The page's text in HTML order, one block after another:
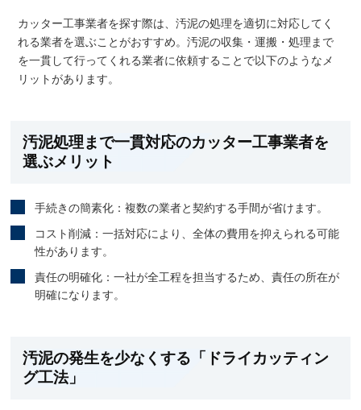
カッター工事業者を探す際は、汚泥の処理を適切に対応してく
れる業者を選ぶことがおすすめ。汚泥の収集・運搬・処理まで
を一貫して行ってくれる業者に依頼することで以下のようなメ
リットがあります。
汚泥処理まで一貫対応のカッター工事業者を
選ぶメリット
手続きの簡素化：複数の業者と契約する手間が省けます。
コスト削減：一括対応により、全体の費用を抑えられる可能
性があります。
責任の明確化：一社が全工程を担当するため、責任の所在が
明確になります。
汚泥の発生を少なくする「ドライカッティン
グ工法」